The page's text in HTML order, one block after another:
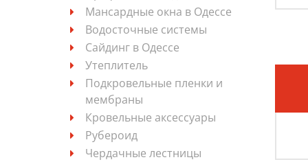
Мансардные окна в Одессе
Водосточные системы
Сайдинг в Одессе
Утеплитель
Подкровельные пленки и
мембраны
Кровельные аксессуары
Рубероид
Чердачные лестницы